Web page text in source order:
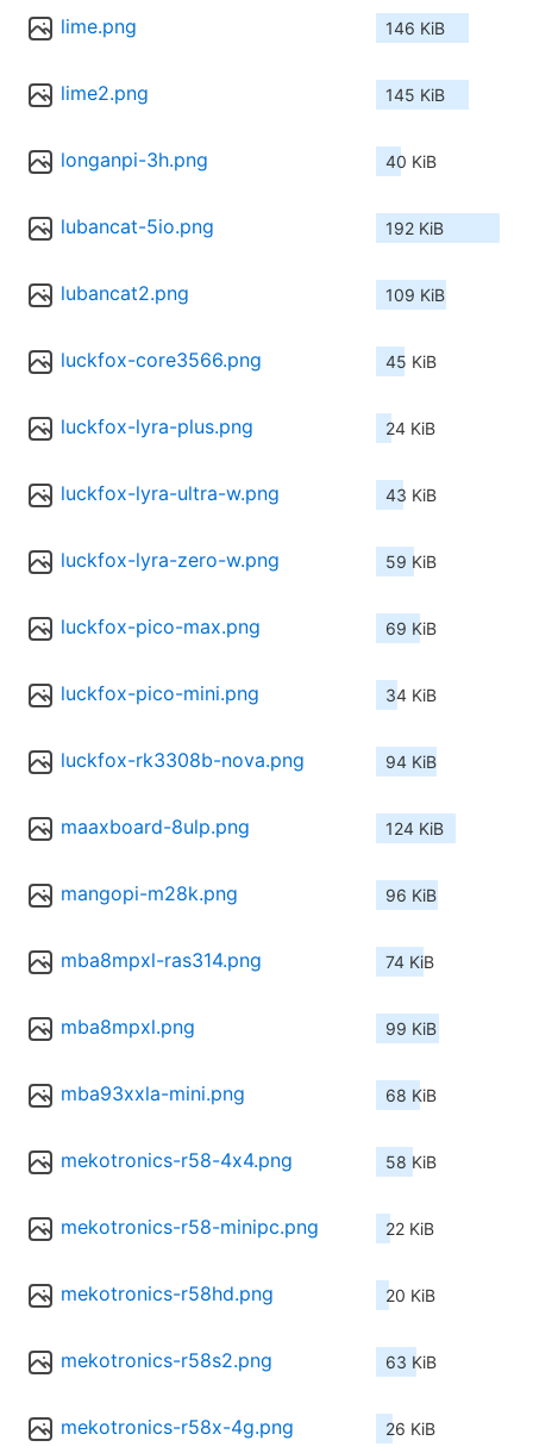
lime.png 146 KiB
lime2.png 145 KiB
longanpi-3h.png 40 KiB
lubancat-5io.png 192 KiB
lubancat2.png 109 KiB
luckfox-core3566.png 45 KiB
luckfox-lyra-plus.png 24 KiB
luckfox-lyra-ultra-w.png 43 KiB
luckfox-lyra-zero-w.png 59 KiB
luckfox-pico-max.png 69 KiB
luckfox-pico-mini.png 34 KiB
luckfox-rk3308b-nova.png 94 KiB
maaxboard-8ulp.png 124 KiB
mangopi-m28k.png 96 KiB
mba8mpxl-ras314.png 74 KiB
mba8mpxl.png 99 KiB
mba93xxla-mini.png 68 KiB
mekotronics-r58-4x4.png 58 KiB
mekotronics-r58-minipc.png 22 KiB
mekotronics-r58hd.png 20 KiB
mekotronics-r58s2.png 63 KiB
mekotronics-r58x-4g.png 26 KiB